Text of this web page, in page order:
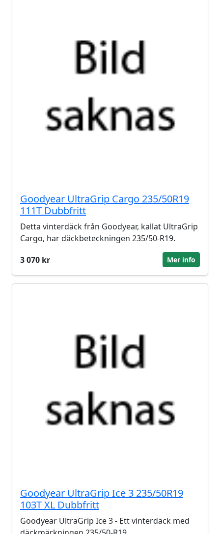
Goodyear UltraGrip Cargo 235/50R19
111T Dubbfritt
Detta vinterdäck från Goodyear, kallat UltraGrip
Cargo, har däckbeteckningen 235/50-R19.
3 070 kr
Mer info
Goodyear UltraGrip Ice 3 235/50R19
103T XL Dubbfritt
Goodyear UltraGrip Ice 3 - Ett vinterdäck med